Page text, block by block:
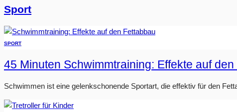
Sport
SPORT
45 Minuten Schwimmtraining: Effekte auf
Schwimmen ist eine gelenkschonende Sportart, die effektiv für den